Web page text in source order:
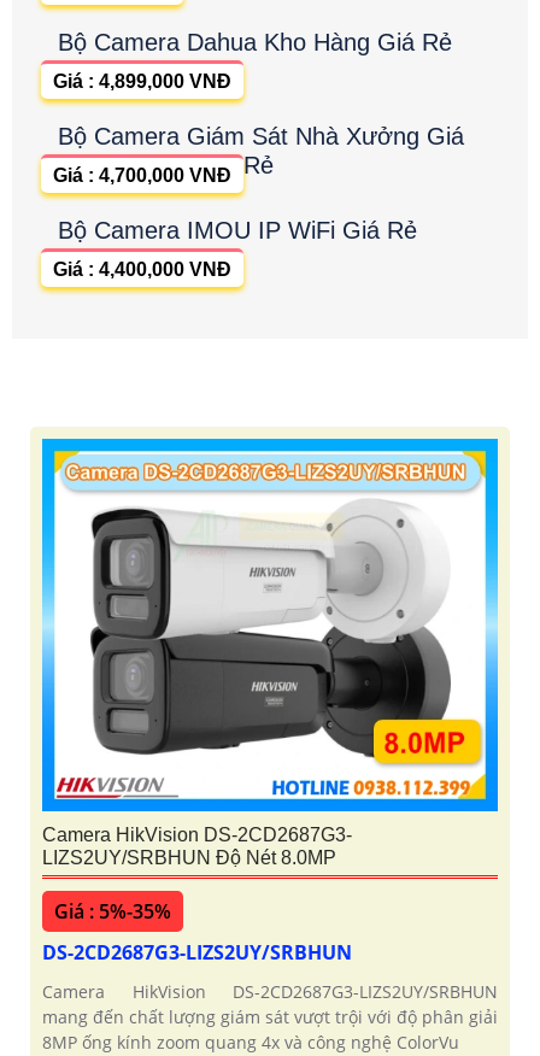
Bộ Camera Dahua Kho Hàng Giá Rẻ
Giá : 4,899,000 VNĐ
Bộ Camera Giám Sát Nhà Xưởng Giá
Rẻ
Giá : 4,700,000 VNĐ
Bộ Camera IMOU IP WiFi Giá Rẻ
Giá : 4,400,000 VNĐ
Camera HikVision DS-2CD2687G3-
LIZS2UY/SRBHUN Độ Nét 8.0MP
Giá : 5%-35%
DS-2CD2687G3-LIZS2UY/SRBHUN
Camera HikVision DS-2CD2687G3-LIZS2UY/SRBHUN
mang đến chất lượng giám sát vượt trội với độ phân giải
8MP ống kính zoom quang 4x và công nghệ ColorVu